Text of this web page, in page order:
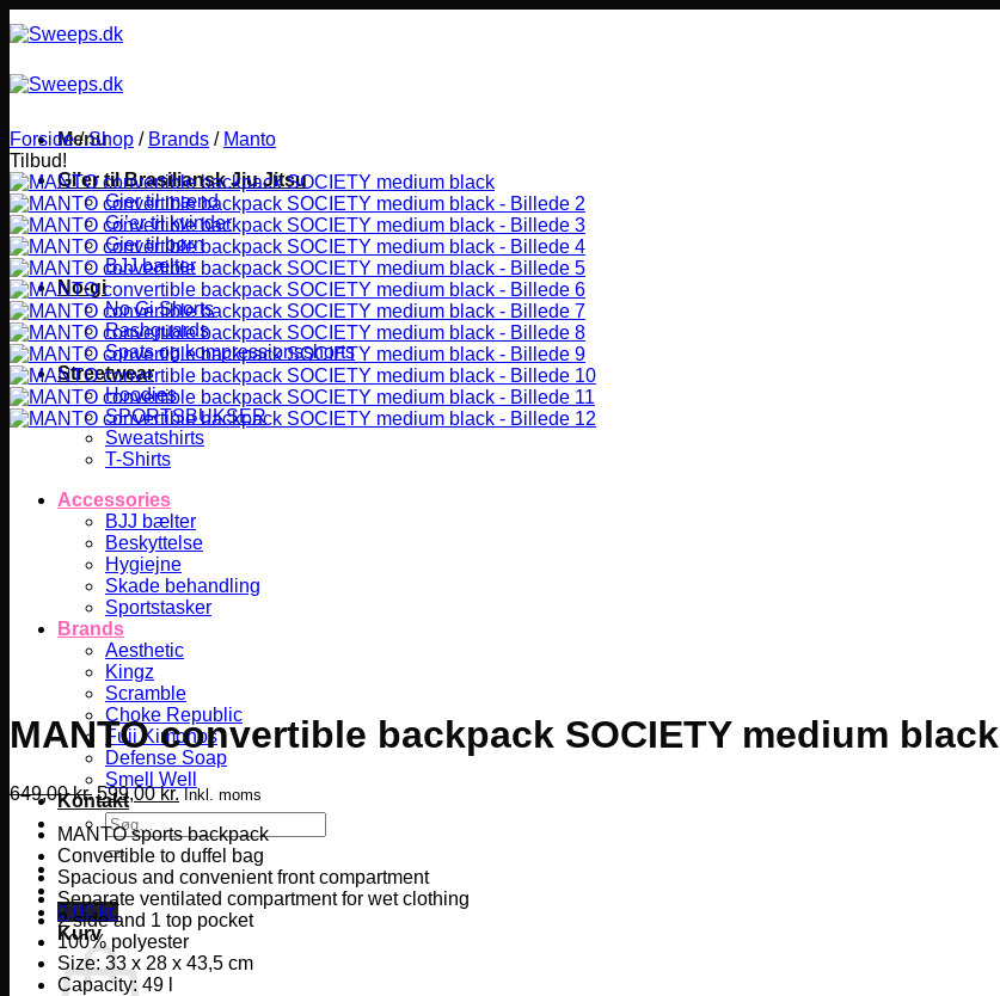
til
Menu
Gi’er til Brasiliansk Jiu Jitsu
Gier til mænd
Gi’er til kvinder
Gier til børn
BJJ bælter
No-gi
No Gi Shorts
Rashguards
Spats og kompressionsshorts
Streetwear
Hoodies
SPORTSBUKSER
Sweatshirts
T-Shirts
Accessories
BJJ bælter
Beskyttelse
Hygiejne
Skade behandling
Sportstasker
Brands
Aesthetic
Kingz
Scramble
Choke Republic
Fuji Kimonos
Defense Soap
Smell Well
Kontakt
Søg
efter:
0,00kr.
Kurv
Forside / Shop / Brands / Manto
Tilbud!
MANTO convertible backpack SOCIETY medium black
649,00kr.Den
oprindelige
pris
var:
649,00 kr..
599,00kr.Den
aktuelle
pris
er:
599,00 kr..
Inkl. moms
MANTO sports backpack
Convertible to duffel bag
Spacious and convenient front compartment
Separate ventilated compartment for wet clothing
2 side and 1 top pocket
100% polyester
Size: 33 x 28 x 43,5 cm
Capacity: 49 l